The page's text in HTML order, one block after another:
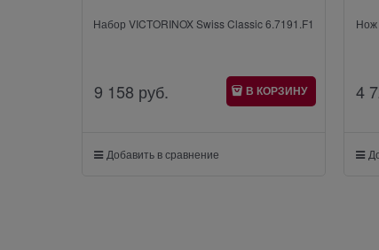
Набор VICTORINOX Swiss Classic 6.7191.F1
9 158 руб. В КОРЗИНУ
Добавить в сравнение
Нож
4